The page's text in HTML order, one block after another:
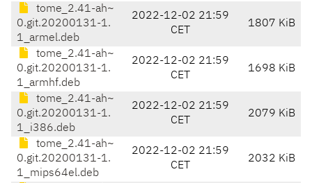
tome_2.41-ah~
0.git.20200131-1.
1_armel.deb
2022-12-02 21:59
CET
1807 KiB
tome_2.41-ah~
0.git.20200131-1.
1_armhf.deb
2022-12-02 21:59
CET
1698 KiB
tome_2.41-ah~
0.git.20200131-1.
1_i386.deb
2022-12-02 21:59
CET
2079 KiB
tome_2.41-ah~
0.git.20200131-1.
1_mips64el.deb
2022-12-02 21:59
CET
2032 KiB